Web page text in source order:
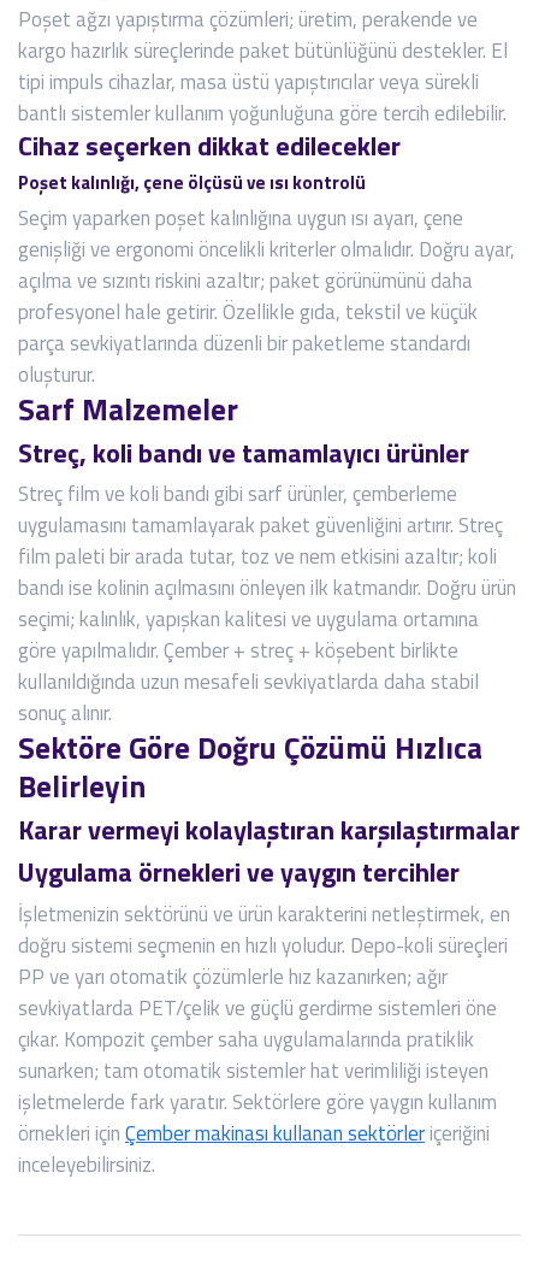
Poşet ağzı yapıştırma çözümleri; üretim, perakende ve
kargo hazırlık süreçlerinde paket bütünlüğünü destekler. El
tipi impuls cihazlar, masa üstü yapıştırıcılar veya sürekli
bantlı sistemler kullanım yoğunluğuna göre tercih edilebilir.
Cihaz seçerken dikkat edilecekler
Poşet kalınlığı, çene ölçüsü ve ısı kontrolü
Seçim yaparken poşet kalınlığına uygun ısı ayarı, çene
genişliği ve ergonomi öncelikli kriterler olmalıdır. Doğru ayar,
açılma ve sızıntı riskini azaltır; paket görünümünü daha
profesyonel hale getirir. Özellikle gıda, tekstil ve küçük
parça sevkiyatlarında düzenli bir paketleme standardı
oluşturur.
Sarf Malzemeler
Streç, koli bandı ve tamamlayıcı ürünler
Streç film ve koli bandı gibi sarf ürünler, çemberleme
uygulamasını tamamlayarak paket güvenliğini artırır. Streç
film paleti bir arada tutar, toz ve nem etkisini azaltır; koli
bandı ise kolinin açılmasını önleyen ilk katmandır. Doğru ürün
seçimi; kalınlık, yapışkan kalitesi ve uygulama ortamına
göre yapılmalıdır. Çember + streç + köşebent birlikte
kullanıldığında uzun mesafeli sevkiyatlarda daha stabil
sonuç alınır.
Sektöre Göre Doğru Çözümü Hızlıca
Belirleyin
Karar vermeyi kolaylaştıran karşılaştırmalar
Uygulama örnekleri ve yaygın tercihler
İşletmenizin sektörünü ve ürün karakterini netleştirmek, en
doğru sistemi seçmenin en hızlı yoludur. Depo-koli süreçleri
PP ve yarı otomatik çözümlerle hız kazanırken; ağır
sevkiyatlarda PET/çelik ve güçlü gerdirme sistemleri öne
çıkar. Kompozit çember saha uygulamalarında pratiklik
sunarken; tam otomatik sistemler hat verimliliği isteyen
işletmelerde fark yaratır. Sektörlere göre yaygın kullanım
örnekleri içinÇember makinası kullanan sektörleriçeriğini
inceleyebilirsiniz.